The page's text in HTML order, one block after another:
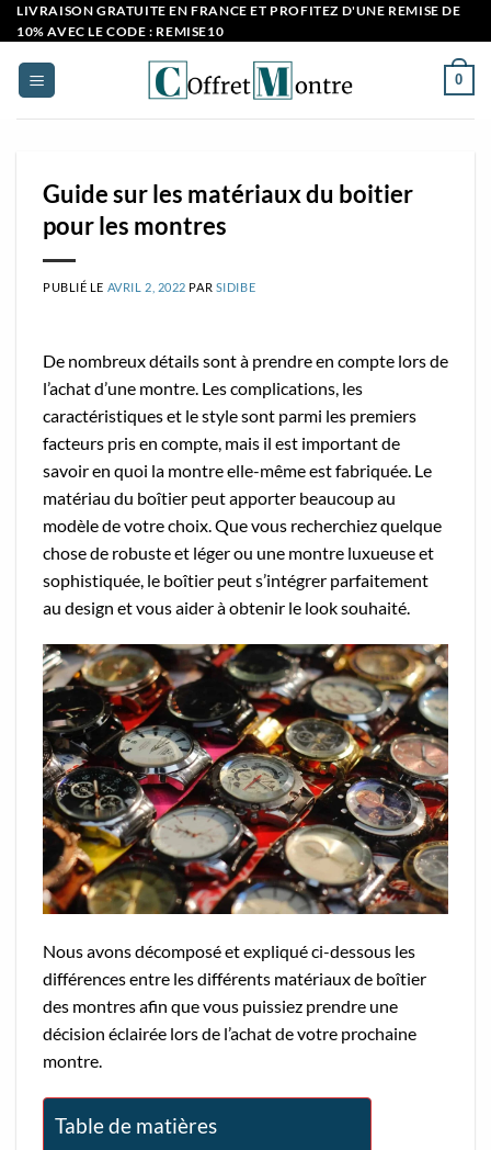
Passer
au
contenu
LIVRAISON GRATUITE EN FRANCE ET PROFITEZ D'UNE REMISE DE
10% AVEC LE CODE : REMISE10
0
Guide sur les matériaux du boitier
pour les montres
PUBLIÉ LE AVRIL 2, 2022 PAR SIDIBE
De nombreux détails sont à prendre en compte lors de
l’achat d’une montre. Les complications, les
caractéristiques et le style sont parmi les premiers
facteurs pris en compte, mais il est important de
savoir en quoi la montre elle-même est fabriquée. Le
matériau du boîtier peut apporter beaucoup au
modèle de votre choix. Que vous recherchiez quelque
chose de robuste et léger ou une montre luxueuse et
sophistiquée, le boîtier peut s’intégrer parfaitement
au design et vous aider à obtenir le look souhaité.
Nous avons décomposé et expliqué ci-dessous les
différences entre les différents matériaux de boîtier
des montres afin que vous puissiez prendre une
décision éclairée lors de l’achat de votre prochaine
montre.
Table de matières